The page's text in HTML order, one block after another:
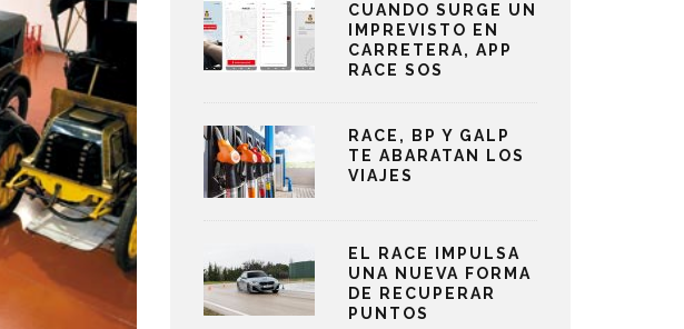
CUANDO SURGE UN
IMPREVISTO EN
CARRETERA, APP
RACE SOS
RACE, BP Y GALP
TE ABARATAN LOS
VIAJES
EL RACE IMPULSA
UNA NUEVA FORMA
DE RECUPERAR
PUNTOS